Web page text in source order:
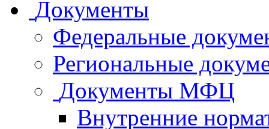
Документы
Федеральные
Региональные
Документы МФЦ
Внутренние